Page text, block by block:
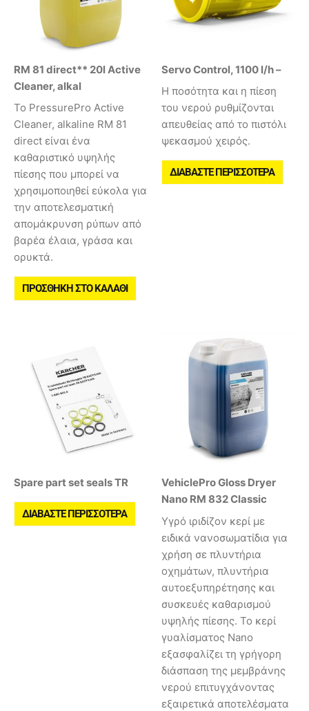
RM 81 direct** 20l Active
Cleaner, alkal
Το PressurePro Active
Cleaner, alkaline RM 81
direct είναι ένα
καθαριστικό υψηλής
πίεσης που μπορεί να
χρησιμοποιηθεί εύκολα για
την αποτελεσματική
απομάκρυνση ρύπων από
βαρέα έλαια, γράσα και
ορυκτά.
ΠΡΟΣΘΉΚΗ ΣΤΟ ΚΑΛΆΘΙ
Servo Control, 1100 l/h –
Η ποσότητα και η πίεση
του νερού ρυθμίζονται
απευθείας από το πιστόλι
ψεκασμού χειρός.
ΔΙΑΒΆΣΤΕ ΠΕΡΙΣΣΌΤΕΡΑ
Spare part set seals TR
ΔΙΑΒΆΣΤΕ ΠΕΡΙΣΣΌΤΕΡΑ
VehiclePro Gloss Dryer
Nano RM 832 Classic
Υγρό ιριδίζον κερί με
ειδικά νανοσωματίδια για
χρήση σε πλυντήρια
οχημάτων, πλυντήρια
αυτοεξυπηρέτησης και
συσκευές καθαρισμού
υψηλής πίεσης. Το κερί
γυαλίσματος Nano
εξασφαλίζει τη γρήγορη
διάσπαση της μεμβράνης
νερού επιτυγχάνοντας
εξαιρετικά αποτελέσματα